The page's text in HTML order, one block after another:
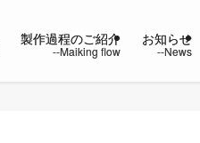
製作過程のご紹介 お知らせ